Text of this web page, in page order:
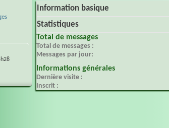
Information basique
Statistiques
Total de messages
Total de messages
Messages par jour
Informations générales
Dernière visite
Inscrit